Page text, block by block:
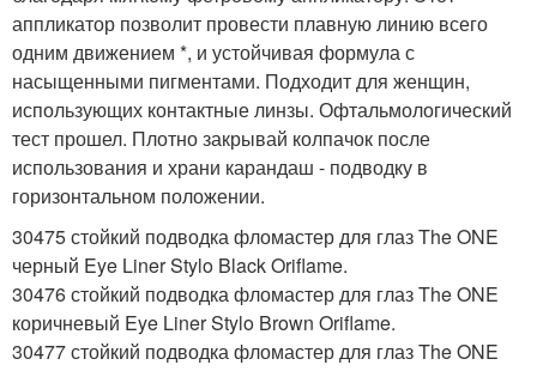
аппликатор позволит провести плавную линию всего
одним движением *, и устойчивая формула с
насыщенными пигментами. Подходит для женщин,
использующих контактные линзы. Офтальмологический
тест прошел. Плотно закрывай колпачок после
использования и храни карандаш - подводку в
горизонтальном положении.
30475 стойкий подводка фломастер для глаз The ONE
черный Eye Liner Stylo Black Oriflame.
30476 стойкий подводка фломастер для глаз The ONE
коричневый Eye Liner Stylo Brown Oriflame.
30477 стойкий подводка фломастер для глаз The ONE